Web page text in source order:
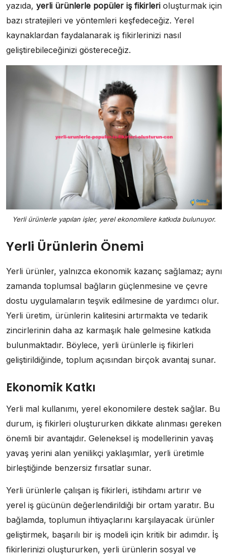
yazıda, yerli ürünlerle popüler iş fikirleri oluşturmak için
bazı stratejileri ve yöntemleri keşfedeceğiz. Yerel
kaynaklardan faydalanarak iş fikirlerinizi nasıl
geliştirebileceğinizi göstereceğiz.
Yerli ürünlerle yapılan işler, yerel ekonomilere katkıda bulunuyor.
Yerli Ürünlerin Önemi
Yerli ürünler, yalnızca ekonomik kazanç sağlamaz; aynı
zamanda toplumsal bağların güçlenmesine ve çevre
dostu uygulamaların teşvik edilmesine de yardımcı olur.
Yerli üretim, ürünlerin kalitesini artırmakta ve tedarik
zincirlerinin daha az karmaşık hale gelmesine katkıda
bulunmaktadır. Böylece, yerli ürünlerle iş fikirleri
geliştirildiğinde, toplum açısından birçok avantaj sunar.
Ekonomik Katkı
Yerli mal kullanımı, yerel ekonomilere destek sağlar. Bu
durum, iş fikirleri oluştururken dikkate alınması gereken
önemli bir avantajdır. Geleneksel iş modellerinin yavaş
yavaş yerini alan yenilikçi yaklaşımlar, yerli üretimle
birleştiğinde benzersiz fırsatlar sunar.
Yerli ürünlerle çalışan iş fikirleri, istihdamı artırır ve
yerel iş gücünün değerlendirildiği bir ortam yaratır. Bu
bağlamda, toplumun ihtiyaçlarını karşılayacak ürünler
geliştirmek, başarılı bir iş modeli için kritik bir adımdır. İş
fikirlerinizi oluştururken, yerli ürünlerin sosyal ve